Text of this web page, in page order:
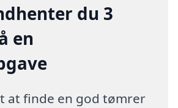
du 3
en
at finde en god tømrer